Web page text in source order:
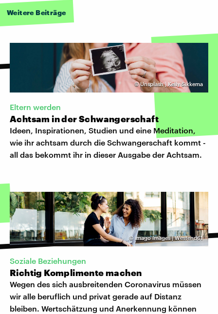
Weitere Beiträge
©Unsplash | Kelly Sikkema
Eltern werden
Achtsam in der Schwangerschaft
Ideen, Inspirationen, Studien und eine Meditation,
wie ihr achtsam durch die Schwangerschaft kommt -
all das bekommt ihr in dieser Ausgabe der Achtsam.
©imago images | Westend61
Soziale Beziehungen
Richtig Komplimente machen
Wegen des sich ausbreitenden Coronavirus müssen
wir alle beruflich und privat gerade auf Distanz
bleiben. Wertschätzung und Anerkennung können